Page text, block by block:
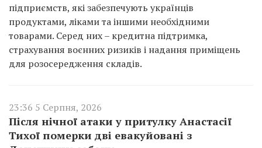
підприємств, які забезпечують українців
продуктами, ліками та іншими необхідними
товарами. Серед них – кредитна підтримка,
страхування воєнних ризиків і надання приміщень
для розосередження складів.
23:36 5 Серпня, 2026
Після нічної атаки у притулку Анастасії
Тихої померки дві евакуйовані з